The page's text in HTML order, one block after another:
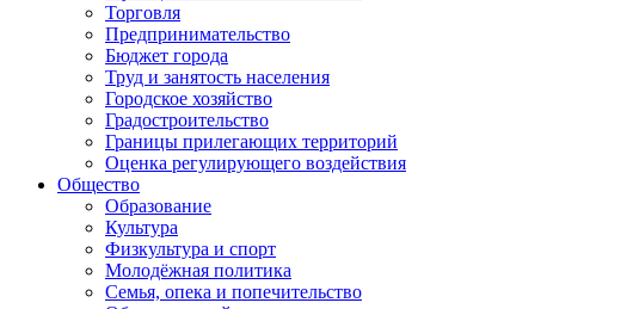
Торговля
Предпринимательство
Бюджет города
Труд и занятость населения
Городское хозяйство
Градостроительство
Границы прилегающих территорий
Оценка регулирующего воздействия
Общество
Образование
Культура
Физкультура и спорт
Молодёжная политика
Семья, опека и попечительство